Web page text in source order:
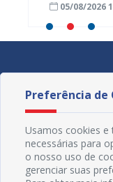
05/08/2026
Preferência de
Usamos cookies e
necessárias para
o nosso uso de
gerenciar suas